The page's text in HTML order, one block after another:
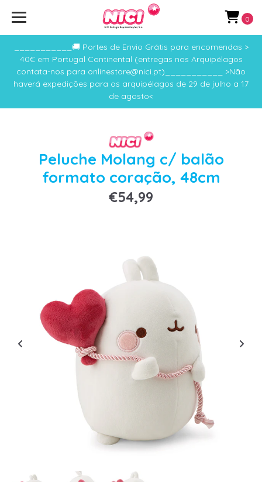
___________🚚 Portes de Envio Grátis para encomendas >
40€ em Portugal Continental (entregas nos Arquipélagos
contata-nos para onlinestore@nici.pt)___________ >Não
haverá expedições para os arquipélagos de 29 de julho a 17
de agosto<
0
Peluche Molang c/ balão
formato coração, 48cm
€54,99